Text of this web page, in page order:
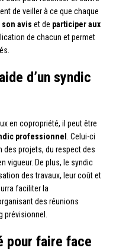
de veiller à ce que chaque
avis et de participer aux
de chacun et permet
d’un syndic
en copropriété, il peut être
professionnel . Celui-ci
des projets, du respect des
vigueur. De plus, le syndic
des travaux, leur coût et
faciliter la
des réunions
prévisionnel.
pour faire face